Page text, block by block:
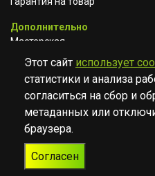
Дополнительно
Мастерская
Сотрудничество
© Музыкальный
Этот сайт использует
статистики и анализа
согласиться на сбор и
метаданных или
браузера.
Согласен